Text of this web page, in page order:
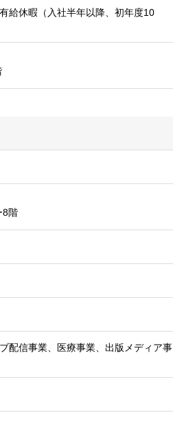
給休暇（入社半年以降、初年度10
8階
配信事業、医療事業、出版メディア事